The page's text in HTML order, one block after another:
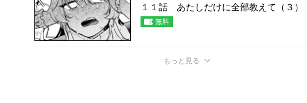
１１話 あたしだけに全部教えて（３）
無料
もっと見る